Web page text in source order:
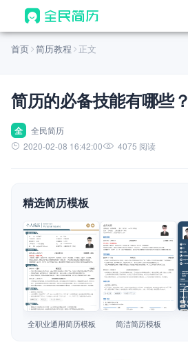
首页
AI 生成简历
AI 优化简历
AI 翻译简历
AI 模拟面试
面试自我介绍
AI 职场工具 New
简历模板
简历教程
首页 简历教程 正文
简历的必备技能有哪些？
全
全民简历
2020-02-08 16:42:00
4075 阅读
精选简历模板
查看模板
全职业通用简历模板
查看模板
简洁简历模板